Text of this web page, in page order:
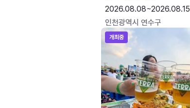
2026.08.08~2026.08.15
인천광역시 연수구
개최중